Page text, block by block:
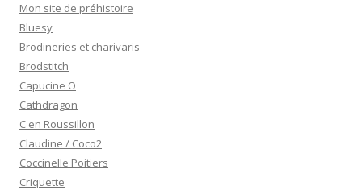
Mon site de préhistoire
Bluesy
Brodineries et charivaris
Brodstitch
Capucine O
Cathdragon
C en Roussillon
Claudine / Coco2
Coccinelle Poitiers
Criquette